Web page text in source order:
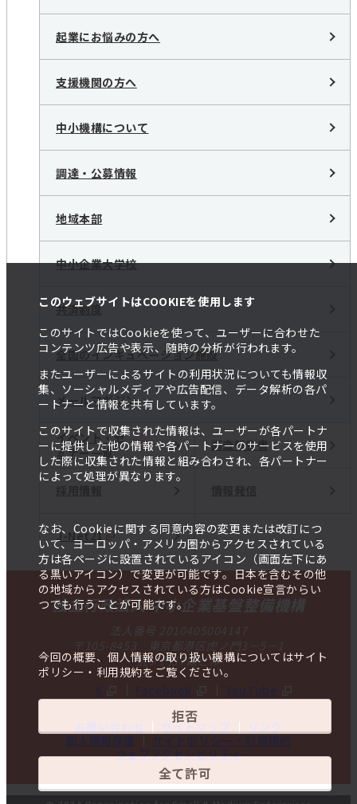
このウェブサイトはCOOKIEを使用します
このサイトではCookieを使って、ユーザーに合わせた
コンテンツ広告や表示、随時の分析が行われます。
またユーザーによるサイトの利用状況についても情報収
集、ソーシャルメディアや広告配信、データ解析の各パ
ートナーと情報を共有しています。
このサイトで収集された情報は、ユーザーが各パートナ
ーに提供した他の情報や各パートナーのサービスを使用
した際に収集された情報と組み合わされ、各パートナー
によって処理が異なります。
なお、Cookieに関する同意内容の変更または改訂につ
いて、ヨーロッパ・アメリカ圏からアクセスされている
方は各ページに設置されているアイコン（画面左下にあ
る黒いアイコン）で変更が可能です。日本を含むその他
の地域からアクセスされている方はCookie宣言からい
つでも行うことが可能です。
今回の概要、個人情報の取り扱い機構についてはサイト
ポリシー・利用規約をご覧ください。
拒否
全て許可
起業にお悩みの方へ
支援機関の方へ
中小機構について
調達・公募情報
地域本部
中小企業大学校
共済制度
全国のインキュベーション施設
メールマガジン
イベント・セ
ミナー一覧
調査報告書
J-Net21
独立行政法人 中小企業基盤整備機構
法人番号 2010405004147
〒105-8453 東京都港区虎ノ門3－5－1
虎ノ門37森ビル
X
Facebook YouTube
お問い合わせ サイトマップ
リンク
個人情報保護
サイトポリシー・利用規約
ウェブアクセシビリティ